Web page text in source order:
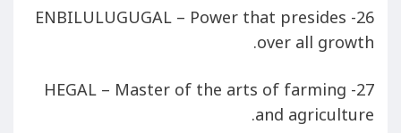
26- ENBILULUGUGAL – Power that presides
over all growth.
27- HEGAL – Master of the arts of farming
and agriculture.